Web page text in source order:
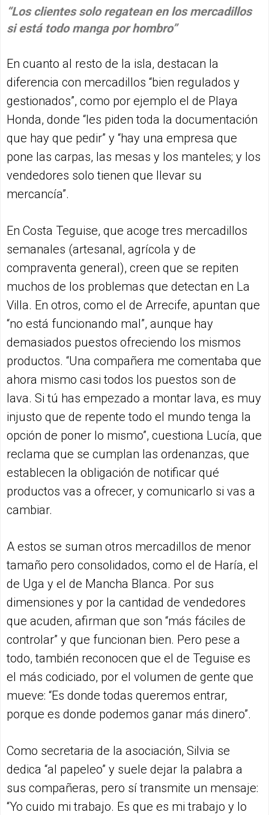
“Los clientes solo regatean en los mercadillos
si está todo manga por hombro”
En cuanto al resto de la isla, destacan la
diferencia con mercadillos “bien regulados y
gestionados”, como por ejemplo el de Playa
Honda, donde “les piden toda la documentación
que hay que pedir” y “hay una empresa que
pone las carpas, las mesas y los manteles; y los
vendedores solo tienen que llevar su
mercancía”.
En Costa Teguise, que acoge tres mercadillos
semanales (artesanal, agrícola y de
compraventa general), creen que se repiten
muchos de los problemas que detectan en La
Villa. En otros, como el de Arrecife, apuntan que
“no está funcionando mal”, aunque hay
demasiados puestos ofreciendo los mismos
productos. “Una compañera me comentaba que
ahora mismo casi todos los puestos son de
lava. Si tú has empezado a montar lava, es muy
injusto que de repente todo el mundo tenga la
opción de poner lo mismo”, cuestiona Lucía, que
reclama que se cumplan las ordenanzas, que
establecen la obligación de notificar qué
productos vas a ofrecer, y comunicarlo si vas a
cambiar.
A estos se suman otros mercadillos de menor
tamaño pero consolidados, como el de Haría, el
de Uga y el de Mancha Blanca. Por sus
dimensiones y por la cantidad de vendedores
que acuden, afirman que son “más fáciles de
controlar” y que funcionan bien. Pero pese a
todo, también reconocen que el de Teguise es
el más codiciado, por el volumen de gente que
mueve: “Es donde todas queremos entrar,
porque es donde podemos ganar más dinero”.
Como secretaria de la asociación, Silvia se
dedica “al papeleo” y suele dejar la palabra a
sus compañeras, pero sí transmite un mensaje:
“Yo cuido mi trabajo. Es que es mi trabajo y lo